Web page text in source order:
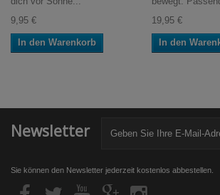
9,95 €
In den Warenkorb
19,95 €
In den
Newsletter
Sie können den Newsletter jederzeit kostenlos abbestellen.